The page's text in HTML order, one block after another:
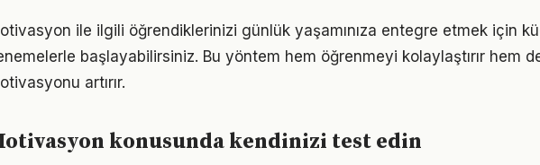
ile ilgili öğrendiklerinizi günlük yaşamınıza entegre etmek için
başlayabilirsiniz. Bu yöntem hem öğrenmeyi kolaylaştırır hem
artırır.
konusunda kendinizi test edin